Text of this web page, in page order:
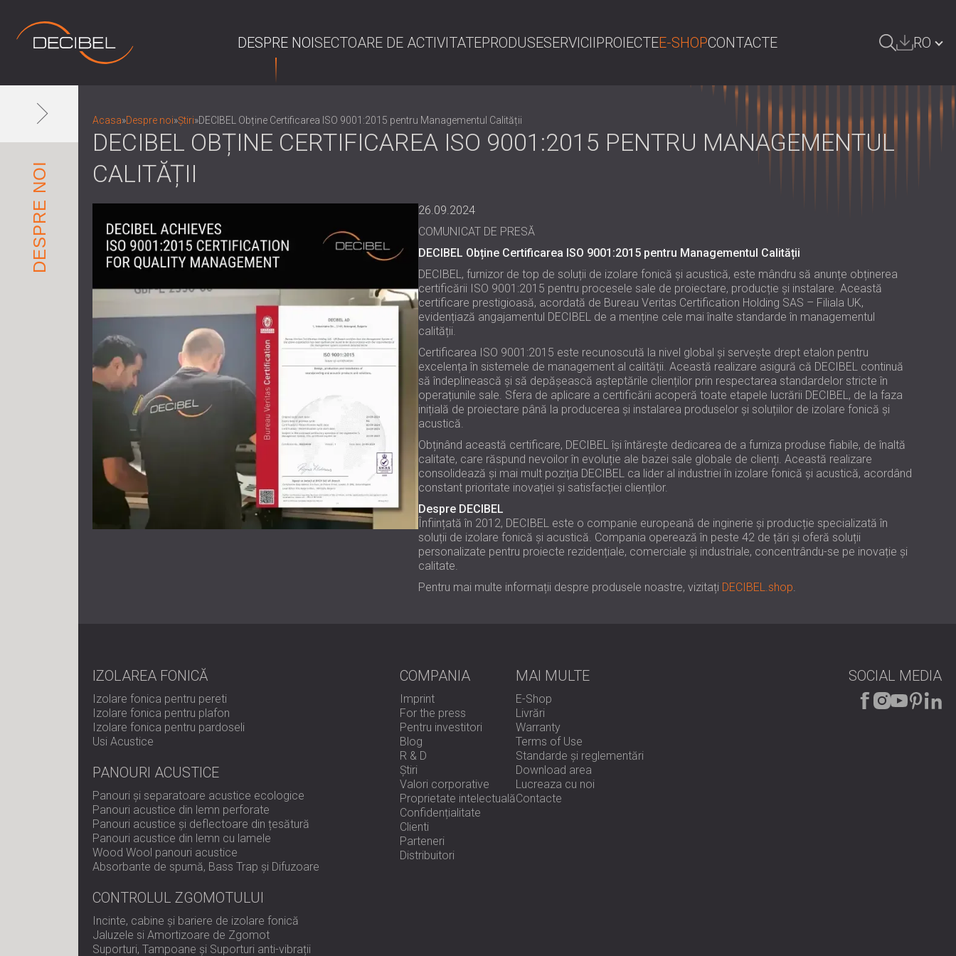
DESPRE NOISECTOARE DE ACTIVITATEPRODUSESERVICIIPROIECTEE-SHOPCONTACTE RO
DEUTSCHLAND | DE
РОССИЯ | RU
USA | US
SOUTH AFRICA | ZA
DESPRE NOI
Acasa»Despre noi»Știri»DECIBEL Obține Certificarea ISO 9001:2015 pentru Managementul Calității
DECIBEL OBȚINE CERTIFICAREA ISO 9001:2015 PENTRU MANAGEMENTUL
CALITĂȚII
26.09.2024
COMUNICAT DE PRESĂ
DECIBEL Obține Certificarea ISO 9001:2015 pentru Managementul Calității
DECIBEL, furnizor de top de soluții de izolare fonică și acustică, este mândru să anunțe obținerea
certificării ISO 9001:2015 pentru procesele sale de proiectare, producție și instalare. Această
certificare prestigioasă, acordată de Bureau Veritas Certification Holding SAS – Filiala UK,
evidențiază angajamentul DECIBEL de a menține cele mai înalte standarde în managementul
calității.
Certificarea ISO 9001:2015 este recunoscută la nivel global și servește drept etalon pentru
excelența în sistemele de management al calității. Această realizare asigură că DECIBEL continuă
să îndeplinească și să depășească așteptările clienților prin respectarea standardelor stricte în
operațiunile sale. Sfera de aplicare a certificării acoperă toate etapele lucrării DECIBEL, de la faza
inițială de proiectare până la producerea și instalarea produselor și soluțiilor de izolare fonică și
acustică.
Obținând această certificare, DECIBEL își întărește dedicarea de a furniza produse fiabile, de înaltă
calitate, care răspund nevoilor în evoluție ale bazei sale globale de clienți. Această realizare
consolidează și mai mult poziția DECIBEL ca lider al industriei în izolare fonică și acustică, acordând
constant prioritate inovației și satisfacției clienților.
Despre DECIBEL
Înființată în 2012, DECIBEL este o companie europeană de inginerie și producție specializată în
soluții de izolare fonică și acustică. Compania operează în peste 42 de țări și oferă soluții
personalizate pentru proiecte rezidențiale, comerciale și industriale, concentrându-se pe inovație și
calitate.
Pentru mai multe informații despre produsele noastre, vizitați DECIBEL.shop.
IZOLAREA FONICĂ
Izolare fonica pentru pereti
Izolare fonica pentru plafon
Izolare fonica pentru pardoseli
Usi Acustice
PANOURI ACUSTICE
Panouri și separatoare acustice ecologice
Panouri acustice din lemn perforate
Panouri acustice și deflectoare din țesătură
Panouri acustice din lemn cu lamele
Wood Wool panouri acustice
Absorbante de spumă, Bass Trap și Difuzoare
CONTROLUL ZGOMOTULUI
Incinte, cabine și bariere de izolare fonică
Jaluzele si Amortizoare de Zgomot
Suporturi, Tampoane și Suporturi anti-vibrații
COMPANIA
Imprint
For the press
Pentru investitori
Blog
R & D
Știri
Valori corporative
Proprietate intelectuală
Confidențialitate
Clienti
Parteneri
Distribuitori
MAI MULTE
E-Shop
Livrări
Warranty
Terms of Use
Standarde și reglementări
Download area
Lucreaza cu noi
Contacte
SOCIAL MEDIA